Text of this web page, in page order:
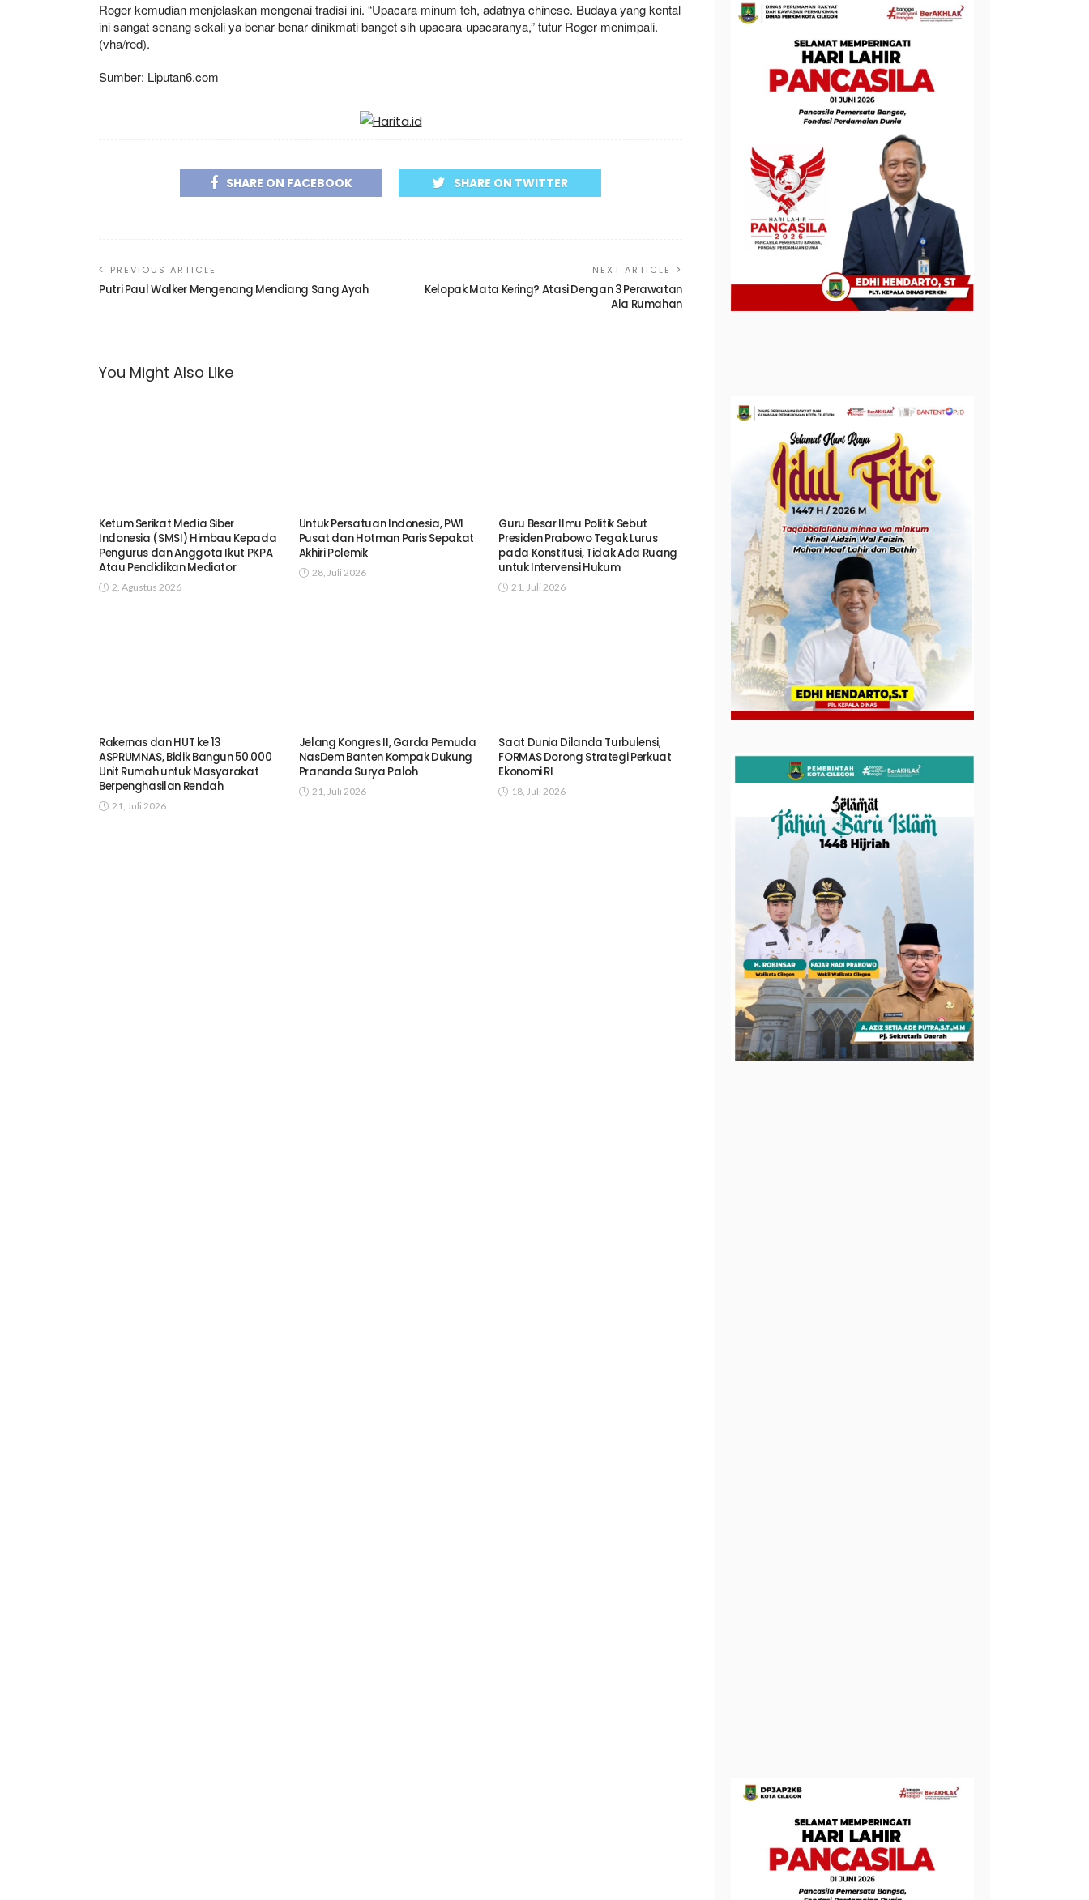
Roger kemudian menjelaskan mengenai tradisi ini. “Upacara minum teh, adatnya chinese. Budaya yang kental
ini sangat senang sekali ya benar-benar dinikmati banget sih upacara-upacaranya,” tutur Roger menimpali.
(vha/red).
Sumber: Liputan6.com
SHARE ON FACEBOOK SHARE ON TWITTER
PREVIOUS ARTICLE
Putri Paul Walker Mengenang Mendiang Sang Ayah
NEXT ARTICLE
Kelopak Mata Kering? Atasi Dengan 3 Perawatan
Ala Rumahan
You Might Also Like
Ketum Serikat Media Siber
Indonesia (SMSI) Himbau Kepada
Pengurus dan Anggota Ikut PKPA
Atau Pendidikan Mediator
2, Agustus 2026
Untuk Persatuan Indonesia, PWI
Pusat dan Hotman Paris Sepakat
Akhiri Polemik
28, Juli 2026
Guru Besar Ilmu Politik Sebut
Presiden Prabowo Tegak Lurus
pada Konstitusi, Tidak Ada Ruang
untuk Intervensi Hukum
21, Juli 2026
Rakernas dan HUT ke 13
ASPRUMNAS, Bidik Bangun 50.000
Unit Rumah untuk Masyarakat
Berpenghasilan Rendah
21, Juli 2026
Jelang Kongres II, Garda Pemuda
NasDem Banten Kompak Dukung
Prananda Surya Paloh
21, Juli 2026
Saat Dunia Dilanda Turbulensi,
FORMAS Dorong Strategi Perkuat
Ekonomi RI
18, Juli 2026